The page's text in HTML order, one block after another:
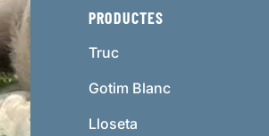
PRODUCTES
Truc
Gotim Blanc
Lloseta